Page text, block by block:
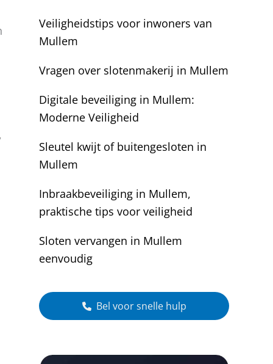
Veiligheidstips voor inwoners van
Mullem
Vragen over slotenmakerij in Mullem
Digitale beveiliging in Mullem:
Moderne Veiligheid
Sleutel kwijt of buitengesloten in
Mullem
Inbraakbeveiliging in Mullem,
praktische tips voor veiligheid
Sloten vervangen in Mullem
eenvoudig
Bel voor snelle hulp